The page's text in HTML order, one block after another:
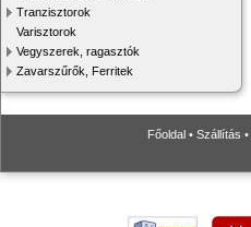
Tranzisztorok
Varisztorok
Vegyszerek, ragasztók
Zavarszűrők, Ferritek
Főoldal • Szállítás •